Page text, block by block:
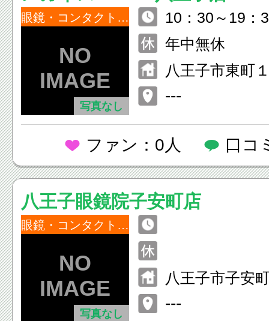
眼鏡・コンタクトレンズ
写真なし
10：30～19：
年中無休
八王子市東町
---
ファン：0人 口コ
八王子眼鏡院子安町店
眼鏡・コンタクトレンズ
写真なし
八王子市子安
---